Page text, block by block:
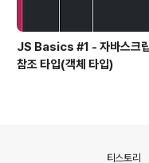
JS Basics #1 - 자바스크립트
참조 타입(객체 타입)
티스토리